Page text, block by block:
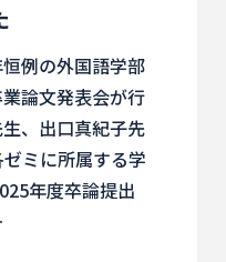
例の外国語学部
論文発表会が行
、出口真紀子先
ミに所属する学
年度卒論提出